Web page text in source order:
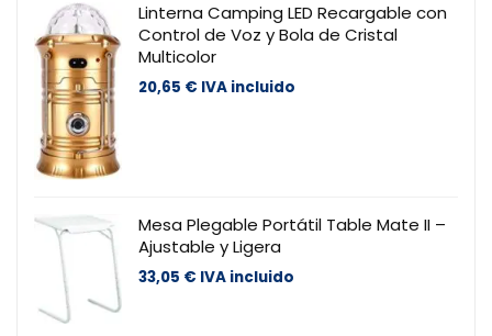
Linterna Camping LED Recargable con
Control de Voz y Bola de Cristal
Multicolor
20,65 € IVA incluido
Mesa Plegable Portátil Table Mate II –
Ajustable y Ligera
33,05 € IVA incluido